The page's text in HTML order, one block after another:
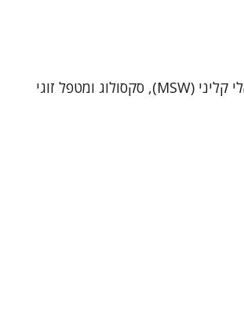
שי שפיצן – פסיכותרפיסט, סקסולוג ומטפל זוגי (MSW)מטפל ביחידים ובזוגות בקליניקה בתל-אביב וכן בטיפול אונליין. אני שי שפיצן, עובד סוציאלי קליני (MSW), סקסולוג ומטפל זוגי